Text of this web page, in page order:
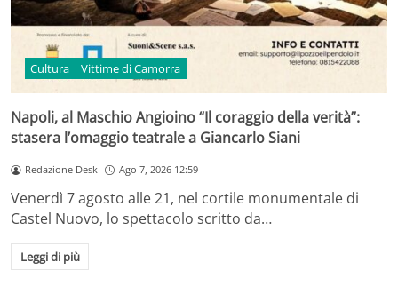
Cultura Vittime di Camorra
Napoli, al Maschio Angioino “Il coraggio della verità”:
stasera l’omaggio teatrale a Giancarlo Siani
Redazione Desk Ago 7, 2026 12:59
Venerdì 7 agosto alle 21, nel cortile monumentale di
Castel Nuovo, lo spettacolo scritto da…
Leggi di più